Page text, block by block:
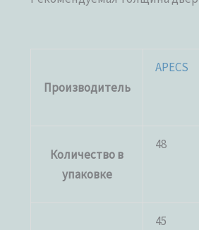
Производитель
APECS
Количество в
упаковке
48
45